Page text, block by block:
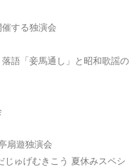
する独演会
語「妾馬通し」と昭和歌謡の
扇遊独演会
じゅげむきこう 夏休みスペシ